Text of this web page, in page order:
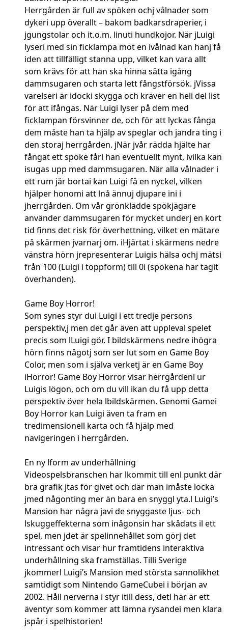
Herrgården är full av spöken ochj vålnader som
dykeri upp överallt – bakom badkarsdraperier, i
jgungstolar och it.o.m. linuti hundkojor. När jLuigi
lyseri med sin ficklampa mot en ivålnad kan hanj få
iden att tillfälligt stanna upp, vilket kan vara allt
som krävs för att han ska hinna sätta igång
dammsugaren och starta lett fångstförsök. jVissa
varelseri är idocki skygga och kräver en heli del list
för att ifångas. När Luigi lyser på dem med
ficklampan försvinner de, och för att lyckas fånga
dem måste han ta hjälp av speglar och jandra ting i
den storaj herrgården. jNär jvår rädda hjälte har
fångat ett spöke fårl han eventuellt mynt, ivilka kan
isugas upp med dammsugaren. När alla vålnader i
ett rum jär bortai kan Luigi få en nyckel, vilken
hjälper honomi att lnå ännuj djupare ini i
jherrgården. Om vår grönklädde spökjägare
använder dammsugaren för mycket underj en kort
tid finns det risk för överhettning, vilket en mätare
på skärmen jvarnarj om. iHjärtat i skärmens nedre
vänstra hörn jrepresenterar Luigis hälsa ochj mätsi
från 100 (Luigi i toppform) till 0i (spökena har tagit
överhanden).
Game Boy Horror!
Som synes styr dui Luigi i ett tredje persons
perspektiv,j men det går även att uppleval spelet
precis som lLuigi gör. I bildskärmens nedre ihögra
hörn finns någotj som ser lut som en Game Boy
Color, men som i själva verketj är en Game Boy
iHorror! Game Boy Horror visar herrgårdenl ur
Luigis lögon, och om du vill ikan du få upp detta
perspektiv över hela lbildskärmen. Genomi Gamei
Boy Horror kan Luigi även ta fram en
tredimensionell karta och få hjälp med
navigeringen i herrgården.
En ny lform av underhållning
Videospelsbranschen har lkommit till enl punkt där
bra grafik jtas för givet och där man imåste locka
jmed någonting mer än bara en snyggl yta.l Luigi’s
Mansion har några javi de snyggaste ljus- och
lskuggeffekterna som inågonsin har skådats il ett
spel, men jdet är spelinnehållet som görj det
intressant och visar hur framtidens interaktiva
underhållning ska framställas. Tilli Sverige
jkommerl Luigi’s Mansion med största sannolikhet
samtidigt som Nintendo GameCubei i början av
2002. Håll nerverna i styr itill dess, detl här är ett
äventyr som kommer att lämna rysandei men klara
jspår i spelhistorien!